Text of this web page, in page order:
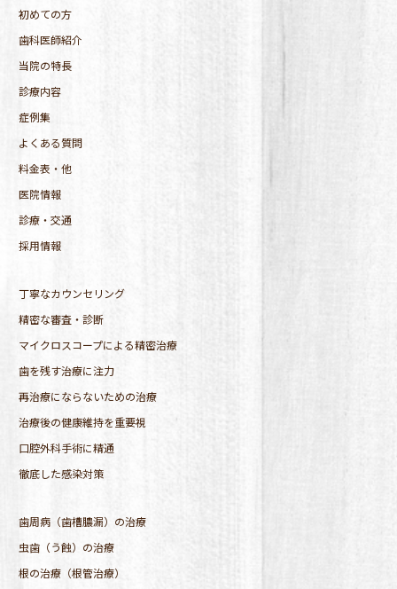
初めての方
歯科医師紹介
当院の特長
診療内容
症例集
よくある質問
料金表・他
医院情報
診療・交通
採用情報
丁寧なカウンセリング
精密な審査・診断
マイクロスコープによる精密治療
歯を残す治療に注力
再治療にならないための治療
治療後の健康維持を重要視
口腔外科手術に精通
徹底した感染対策
歯周病（歯槽膿漏）の治療
虫歯（う蝕）の治療
根の治療（根管治療）